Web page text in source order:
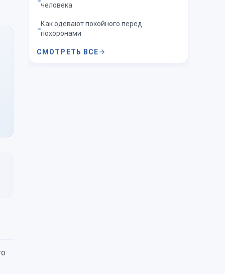
человека
Как одевают покойного перед
похоронами
СМОТРЕТЬ ВСЕ